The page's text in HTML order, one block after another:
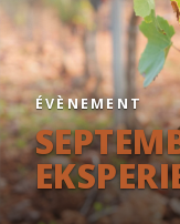
ÉVÈNEMENT